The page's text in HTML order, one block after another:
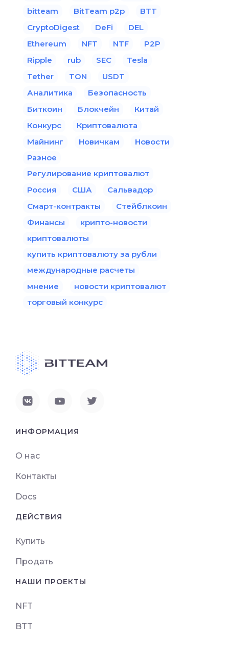
bitteam
BitTeam p2p
BTT
CryptoDigest
DeFi
DEL
Ethereum
NFT NTF
P2P
Ripple
rub SEC
Tesla
Tether
TON
USDT
Аналитика
Безопасность
Биткоин
Блокчейн
Китай
Конкурс
Криптовалюта
Майнинг
Новичкам
Новости
Разное
Регулирование криптовалют
Россия
США
Сальвадор
Смарт-контракты
Стейблкоин
Финансы
крипто-новости
криптовалюты
купить криптовалюту за рубли
международные расчеты
мнение
новости криптовалют
торговый конкурс
ИНФОРМАЦИЯ
О нас
Контакты
Docs
ДЕЙСТВИЯ
Купить
Продать
НАШИ ПРОЕКТЫ
NFT
BTT